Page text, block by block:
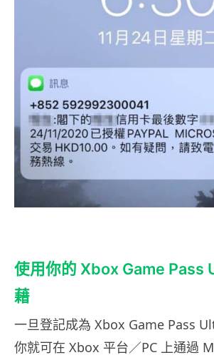
使用你的 Xbox Game Pass
藉
一旦登記成為 Xbox Game Pass
你就可在 Xbox 平台／PC 上通過